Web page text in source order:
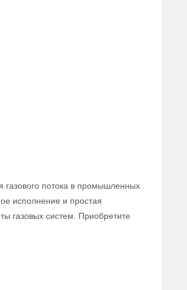
потока в промышленных
исполнение и простая
газовых систем. Приобретите